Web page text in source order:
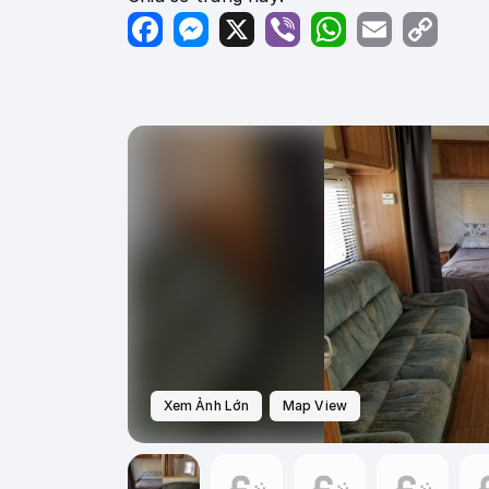
FacebookMessenger
X Viber WhatsApp
Email
Xem Ảnh Lớn Map View